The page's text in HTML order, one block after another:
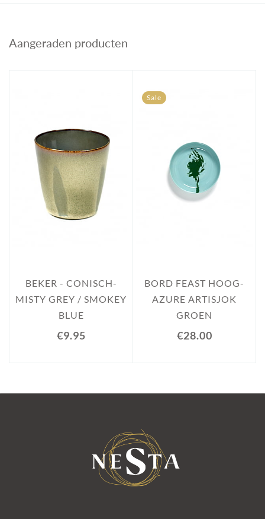
Aangeraden producten
BEKER - CONISCH-
MISTY GREY / SMOKEY
BLUE
€9.95
Sale
BORD FEAST HOOG-
AZURE ARTISJOK
GROEN
€28.00